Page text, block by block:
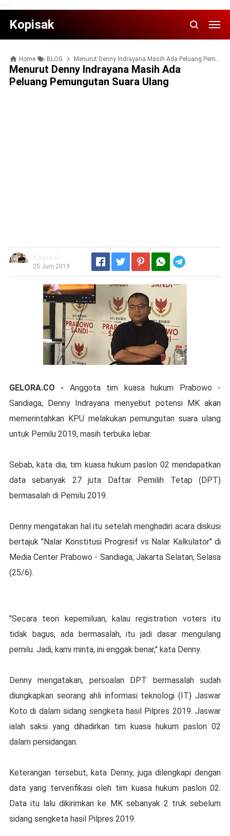
Kopisak
Home BLOG Menurut Denny Indrayana Masih Ada Peluang Pemungutan Suara Ulang
Menurut Denny Indrayana Masih Ada
Peluang Pemungutan Suara Ulang
25 Juni 2019
GELORA.CO - Anggota tim kuasa hukum Prabowo -
Sandiaga, Denny Indrayana menyebut potensi MK akan
memerintahkan KPU melakukan pemungutan suara ulang
untuk Pemilu 2019, masih terbuka lebar.
Sebab, kata dia, tim kuasa hukum paslon 02 mendapatkan
data sebanyak 27 juta Daftar Pemilih Tetap (DPT)
bermasalah di Pemilu 2019.
Denny mengatakan hal itu setelah menghadiri acara diskusi
bertajuk "Nalar Konstitusi Progresif vs Nalar Kalkulator" di
Media Center Prabowo - Sandiaga, Jakarta Selatan, Selasa
(25/6).
"Secara teori kepemiluan, kalau registration voters itu
tidak bagus, ada bermasalah, itu jadi dasar mengulang
pemilu. Jadi, kami minta, ini enggak benar," kata Denny.
Denny mengatakan, persoalan DPT bermasalah sudah
diungkapkan seorang ahli informasi teknologi (IT) Jaswar
Koto di dalam sidang sengketa hasil Pilpres 2019. Jaswar
ialah saksi yang dihadirkan tim kuasa hukum paslon 02
dalam persidangan.
Keterangan tersebut, kata Denny, juga dilengkapi dengan
data yang terverifikasi oleh tim kuasa hukum paslon 02.
Data itu lalu dikirimkan ke MK sebanyak 2 truk sebelum
sidang sengketa hasil Pilpres 2019.